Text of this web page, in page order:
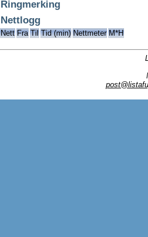
Ringmerking
Nettlogg
Nett Fra Til Tid (min) Nettmeter M*H